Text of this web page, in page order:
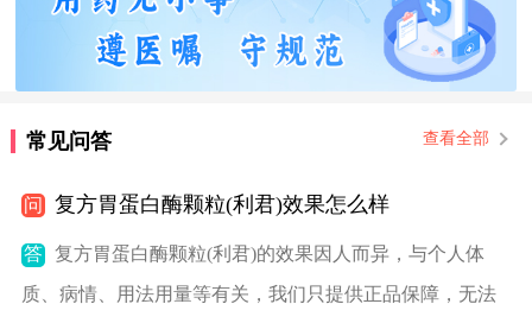
常见问答 查看全部
问 复方胃蛋白酶颗粒(利君)效果怎么样
答 复方胃蛋白酶颗粒(利君)的效果因人而异，与个人体
质、病情、用法用量等有关，我们只提供正品保障，无法